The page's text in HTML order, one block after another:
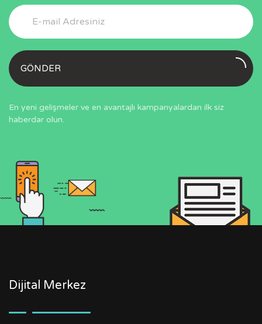
GÖNDER
En yeni gelişmeler ve en avantajlı kampanyalardan ilk siz
haberdar olun.
Dijital Merkez